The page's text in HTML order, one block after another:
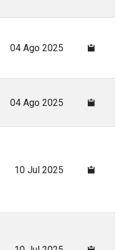
04 Ago 2025
04 Ago 2025
10 Jul 2025